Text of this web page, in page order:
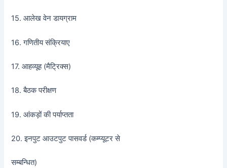
15. आलेख वेन डायग्राम
16. गणितीय संक्रियाए
17. आहव्यूह (मैट्रिक्स)
18. बैठक परीक्षण
19. आंकड़ों की पर्याप्तता
20. इनपुट आउटपुट पासवर्ड (कम्प्यूटर से
सम्बन्धित)